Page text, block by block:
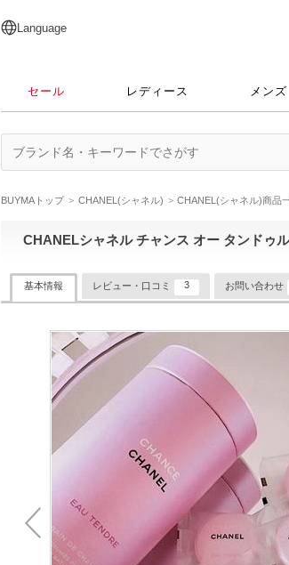
日本語
English
简体中文
繁體中文
Language
セール レディース メンズ
BUYMAトップ CHANEL(シャネル) CHANEL(シャネル)商品
CHANELシャネル チャンス オー タンドゥ
基本情報 レビュー・口コミ 3 お問い合わせ